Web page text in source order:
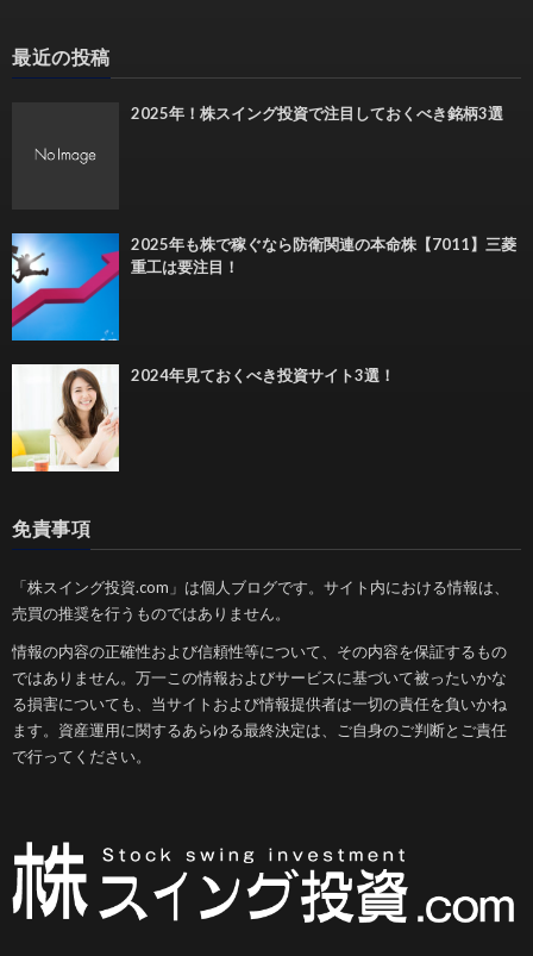
最近の投稿
2025年！株スイング投資で注目しておくべき銘柄3選
2025年も株で稼ぐなら防衛関連の本命株【7011】三菱
重工は要注目！
2024年見ておくべき投資サイト3選！
免責事項
「株スイング投資.com」は個人ブログです。サイト内における情報は、
売買の推奨を行うものではありません。
情報の内容の正確性および信頼性等について、その内容を保証するもの
ではありません。万一この情報およびサービスに基づいて被ったいかな
る損害についても、当サイトおよび情報提供者は一切の責任を負いかね
ます。資産運用に関するあらゆる最終決定は、ご自身のご判断とご責任
で行ってください。